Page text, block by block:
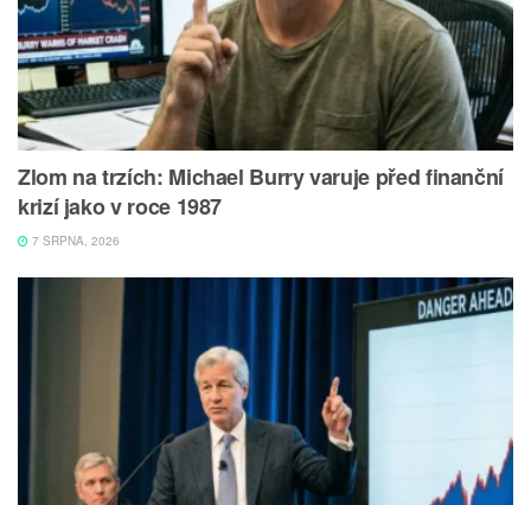
Zlom na trzích: Michael Burry varuje před finanční
krizí jako v roce 1987
7 SRPNA, 2026